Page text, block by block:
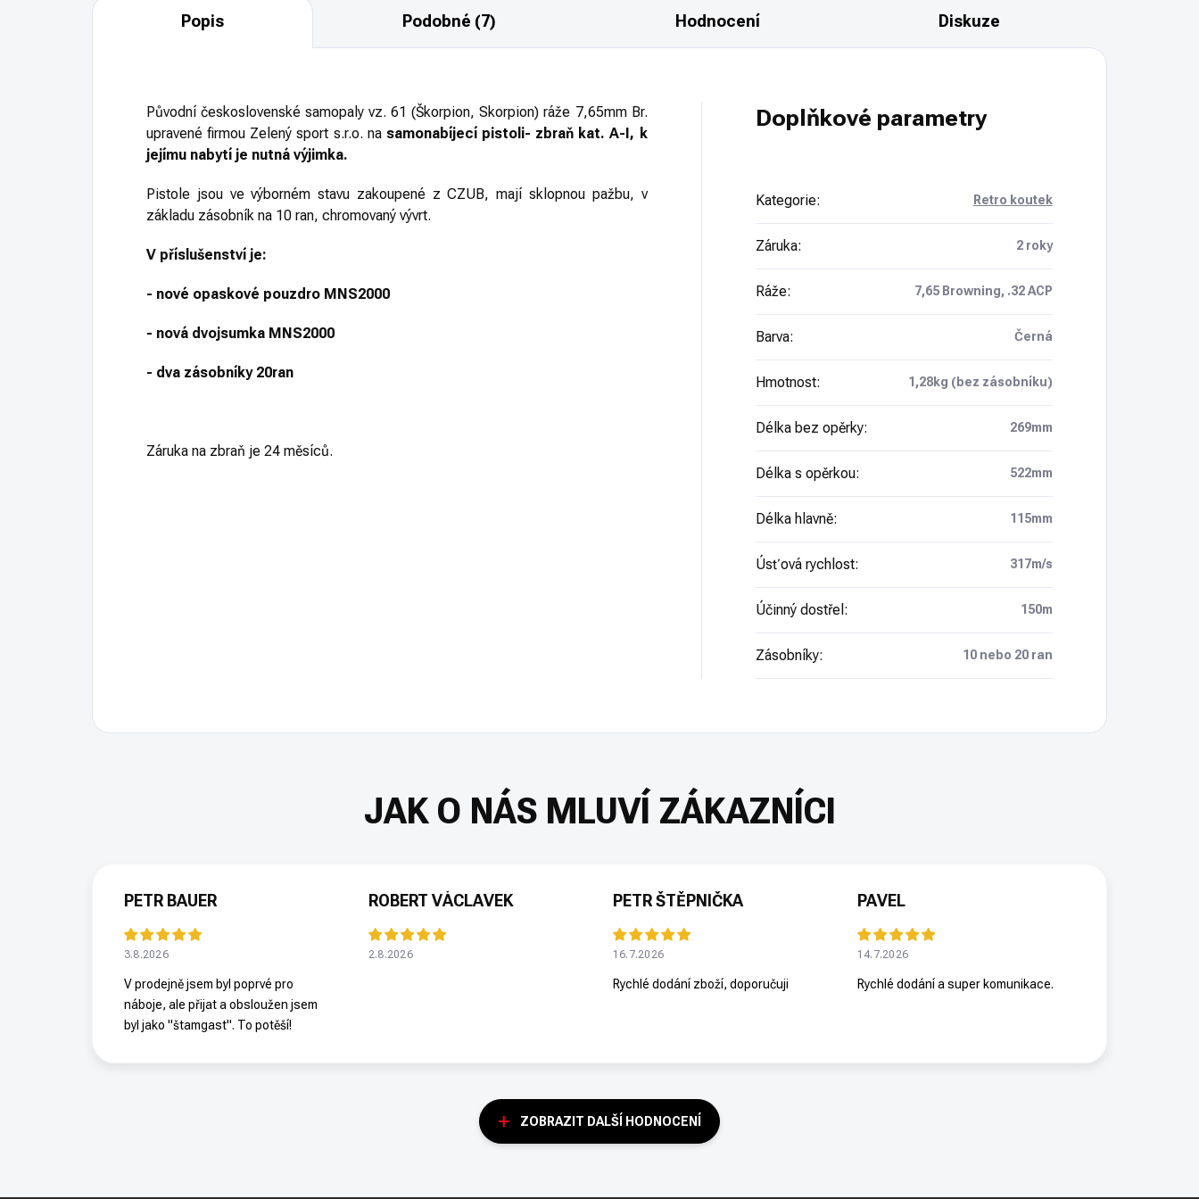
Popis Podobné (7) Hodnocení Diskuze
Původní československé samopaly vz. 61 (Škorpion, Skorpion) ráže 7,65mm Br.
upravené firmou Zelený sport s.r.o. na samonabíjecí pistoli- zbraň kat. A-I, k
jejímu nabytí je nutná výjimka.
Pistole jsou ve výborném stavu zakoupené z CZUB, mají sklopnou pažbu, v
základu zásobník na 10 ran, chromovaný vývrt.
V příslušenství je:
- nové opaskové pouzdro MNS2000
- nová dvojsumka MNS2000
- dva zásobníky 20ran
Záruka na zbraň je 24 měsíců.
Doplňkové parametry
Kategorie: Retro koutek
Záruka: 2 roky
Ráže: 7,65 Browning, .32 ACP
Barva: Černá
Hmotnost: 1,28kg (bez zásobníku)
Délka bez opěrky: 269mm
Délka s opěrkou: 522mm
Délka hlavně: 115mm
Úsťová rychlost: 317m/s
Účinný dostřel : 150m
Zásobníky: 10 nebo 20 ran
PETR BAUER
3.8.2026
V prodejně jsem byl poprvé pro
náboje, ale přijat a obsloužen jsem
byl jako "štamgast". To potěší!
ROBERT VÁCLAVEK
2.8.2026
PETR ŠTĚPNIČKA
16.7.2026
Rychlé dodání zboží, doporučuji
PAVEL
14.7.2026
Rychlé dodání a super komunikace.
ZOBRAZIT DALŠÍ HODNOCENÍ